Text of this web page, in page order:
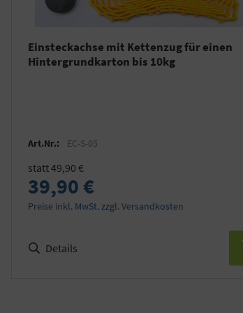
Einsteckachse mit Kettenzug für einen
Hintergrundkarton bis 10kg
Art.Nr.: EC-S-05
statt 49,90 €
39,90 €
Preise inkl. MwSt. zzgl. Versandkosten
Details